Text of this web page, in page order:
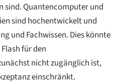
sind. Quantencomputer und
sind hochentwickelt und
und Fachwissen. Dies könnte
für den
nicht zugänglich ist,
einschränkt.